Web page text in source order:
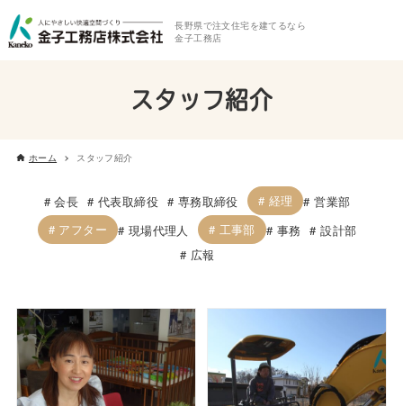
長野県で注文住宅を建てるなら
金子工務店
スタッフ紹介
ホーム スタッフ紹介
会長 代表取締役 専務取締役 経理
営業部
アフター
現場代理人 工事部 事務
設計部
広報